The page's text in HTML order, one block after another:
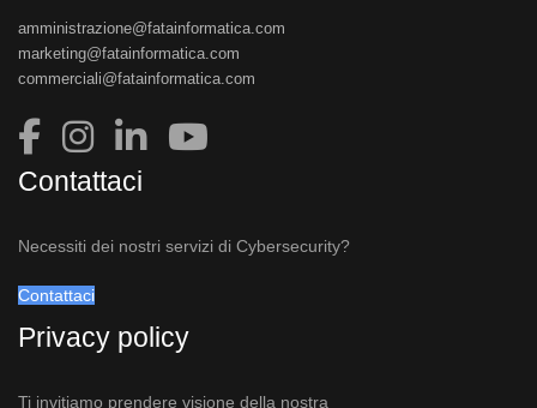
amministrazione@fatainformatica.com
marketing@fatainformatica.com
commerciali@fatainformatica.com
Contattaci
Necessiti dei nostri servizi di Cybersecurity?
Contattaci
Privacy policy
Ti invitiamo prendere visione della nostra